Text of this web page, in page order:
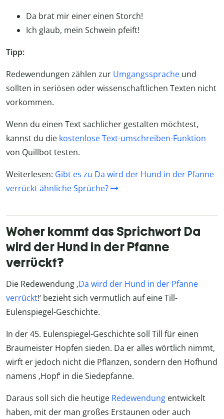
Da brat mir einer einen Storch!
Ich glaub, mein Schwein pfeift!
Tipp:
Redewendungen zählen zur Umgangssprache und
sollten in seriösen oder wissenschaftlichen Texten nicht
vorkommen.
Wenn du einen Text sachlicher gestalten möchtest,
kannst du die kostenlose Text-umschreiben-Funktion
von Quillbot testen.
Weiterlesen: Gibt es zu Da wird der Hund in der Pfanne
verrückt ähnliche Sprüche?
Woher kommt das Sprichwort Da
wird der Hund in der Pfanne
verrückt?
Die Redewendung ‚Da wird der Hund in der Pfanne
verrückt!‘ bezieht sich vermutlich auf eine Till-
Eulenspiegel-Geschichte.
In der 45. Eulenspiegel-Geschichte soll Till für einen
Braumeister Hopfen sieden. Da er alles wörtlich nimmt,
wirft er jedoch nicht die Pflanzen, sondern den Hofhund
namens ‚Hopf‘ in die Siedepfanne.
Daraus soll sich die heutige Redewendung entwickelt
haben, mit der man großes Erstaunen oder auch